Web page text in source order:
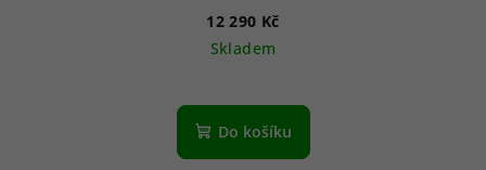
12 290 Kč
Skladem
Do košíku